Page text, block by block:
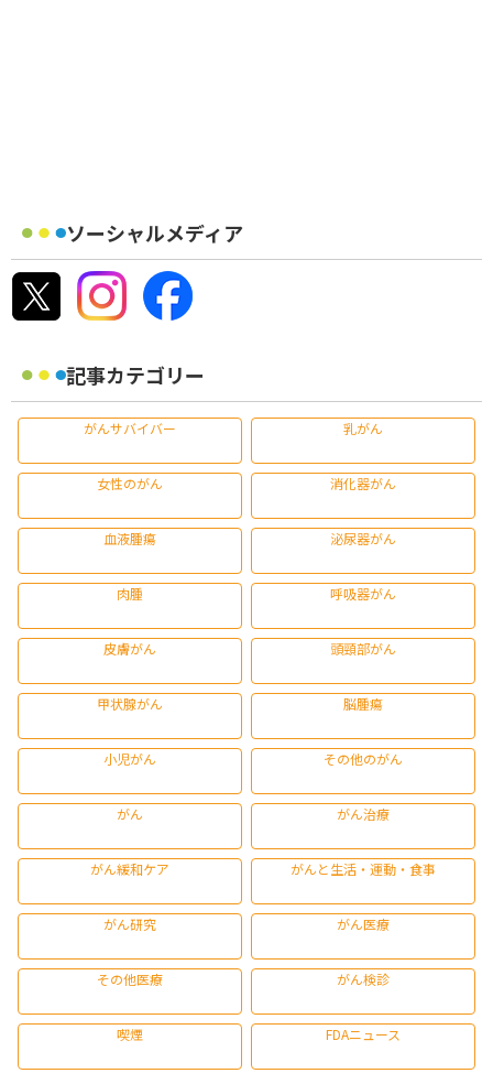
ソーシャルメディア
記事カテゴリー
がんサバイバー 乳がん
女性のがん 消化器がん
血液腫瘍 泌尿器がん
肉腫 呼吸器がん
皮膚がん 頭頸部がん
甲状腺がん 脳腫瘍
小児がん その他のがん
がん がん治療
がん緩和ケア がんと生活・運動・食事
がん研究 がん医療
その他医療 がん検診
喫煙 FDAニュース